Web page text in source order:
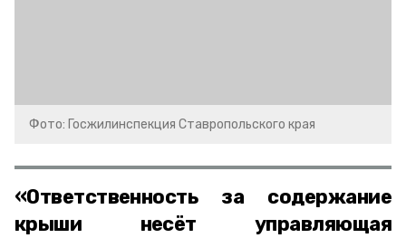
Фото: Госжилинспекция Ставропольского края
«Ответственность за содержание
крыши несёт управляющая